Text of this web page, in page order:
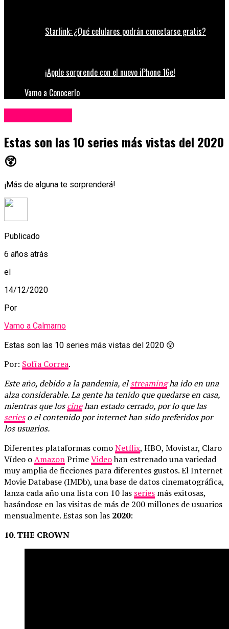
Starlink: ¿Qué celulares podrán conectarse gratis?
¡Apple sorprende con el nuevo iPhone 16e!
Vamo a Conocerlo
Estas son las 10 series más vistas del 2020
😲
¡Más de alguna te sorprenderá!
Publicado
6 años atrás
el
14/12/2020
Por
Vamo a Calmarno
Estas son las 10 series más vistas del 2020 😲
Por: Sofía Correa.
Este año, debido a la pandemia, elstreamingha ido en una
alza considerable. La gente ha tenido que quedarse en casa,
mientras que loscinehan estado cerrado, por lo que las
serieso el contenido por internet han sido preferidos por
los usuarios.
Diferentes plataformas comoNetflix, HBO, Movistar, Claro
Vídeo oAmazonPrimeVideohan estrenado una variedad
muy amplia de ficciones para diferentes gustos. El Internet
Movie Database (IMDb), una base de datos cinematográfica,
lanza cada año una lista con 10 las series más exitosas,
basándose en las visitas de más de 200 millones de usuarios
mensualmente. Estas son las 2020:
10. THE CROWN